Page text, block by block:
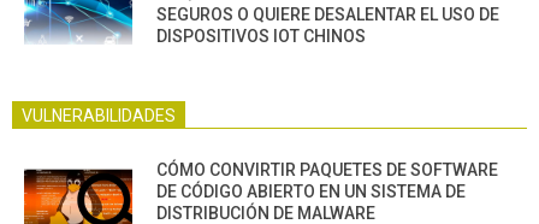
SEGUROS O QUIERE DESALENTAR EL USO DE
DISPOSITIVOS IOT CHINOS
VULNERABILIDADES
CÓMO CONVIRTIR PAQUETES DE SOFTWARE
DE CÓDIGO ABIERTO EN UN SISTEMA DE
DISTRIBUCIÓN DE MALWARE